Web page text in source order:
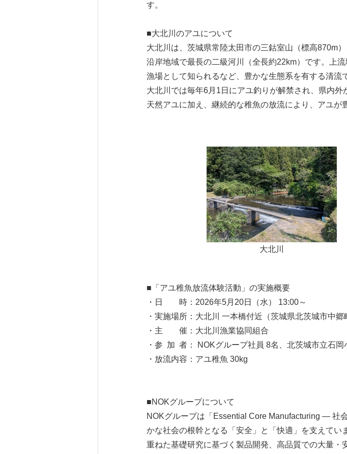
す。
■大北川のアユについて
大北川は、茨城県常陸太田市の三鈷室山（標高870m
沿岸地域で最長の二級河川（全長約22km）です。上
漁場として知られるなど、豊かな生態系を有する清流
大北川では毎年6月1日にアユ釣りが解禁され、県内
天然アユに加え、継続的な稚魚の放流により、アユが
大北川
■「アユ稚魚放流体験活動」の実施概要
・日 時：2026年5月20日（水） 13:00～
・実施場所：大北川 一本橋付近（茨城県北茨城市中
・主 催：大北川漁業協同組合
・参 加 者： NOKグループ社員 8名、北茨城市立石岡
・放流内容：アユ稚魚 30kg
■NOKグループについて
NOKグループは「Essential Core Manufacturing ― 社
かな社会の根幹となる「安全」と「快適」を支えて
重ねた基礎研究に基づく製品開発、高品質での大量
Japanese